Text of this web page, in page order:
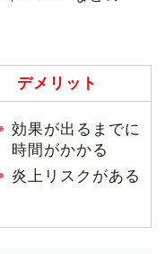
デメリット
効果が出るまでに
時間がかかる
炎上リスクがある